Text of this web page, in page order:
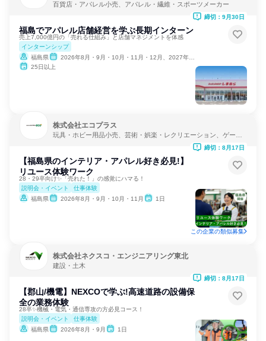
百貨店・アパレル小売、アパレル・繊維・スポーツメーカー
福島でアパレル店舗経営を学ぶ長期インターン
売上7,000億円の「売れる仕組み」と店舗マネジメントを体感
インターンシップ
福島県
2026年8月・9月・10月・11月・12月、2027年1月
25日以上
締切：9月30日
株式会社エコプラス
玩具・ホビー用品小売、芸術・娯楽・レクリエーション、ゲーム
【福島県のインテリア・アパレル好き必見!】
リユース体験ワーク
28・29卒向け✨「売れた！」の感覚にハマる！
説明会・イベント
仕事体験
福島県
2026年8月・9月・10月・11月 1日
締切：8月17日
この企業の類似募集
株式会社ネクスコ・エンジニアリング東北
建設・土木
【郡山/機電】NEXCOで学ぶ!高速道路の設備保
全の業務体験
28卒✨機械・電気・通信専攻の方必見コース！
説明会・イベント
仕事体験
福島県
2026年8月・9月 1日
締切：8月17日